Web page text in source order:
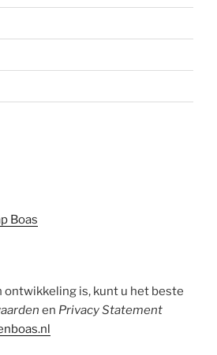
Boas
ontwikkeling is, kunt u het beste
en Privacy Statement